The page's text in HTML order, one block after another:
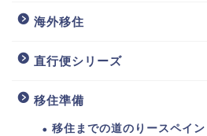
海外移住
直行便シリーズ
移住準備
移住までの道のりースペイン